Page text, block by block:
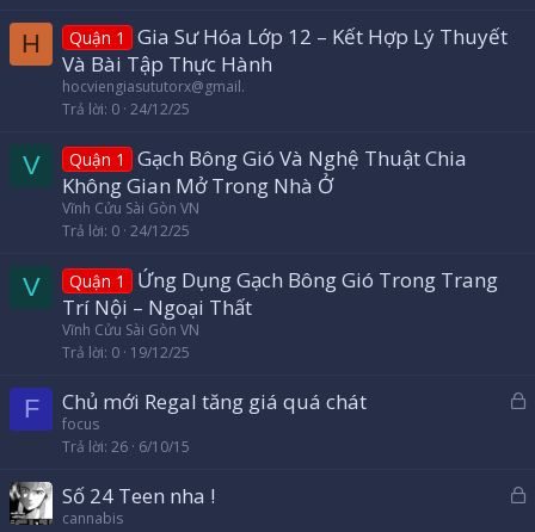
H Quận 1
Gia Sư Hóa Lớp 12 – Kết Hợp Lý Thuyết
Và Bài Tập Thực Hành
hocviengiasututorx@gmail.
Trả lời 0 24/12/25
V Quận 1
Gạch Bông Gió Và Nghệ Thuật Chia
Không Gian Mở Trong Nhà Ở
Vĩnh Cửu Sài Gòn VN
Trả lời 0 24/12/25
V Quận 1
Ứng Dụng Gạch Bông Gió Trong Trang
Trí Nội – Ngoại Thất
Vĩnh Cửu Sài Gòn VN
Trả lời 0 19/12/25
F
ó
Chủ mới Regal tăng giá quá chát
focus
Trả lời 26 6/10/15
Số 24 Teen nha !
cannabis